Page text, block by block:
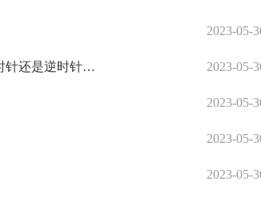
2023-05-
全球热门:机械表调时间是顺时针还是逆时针(机械表调时间是顺时针还是逆时针图解) 2023-05-
2023-05-
2023-05-
2023-05-